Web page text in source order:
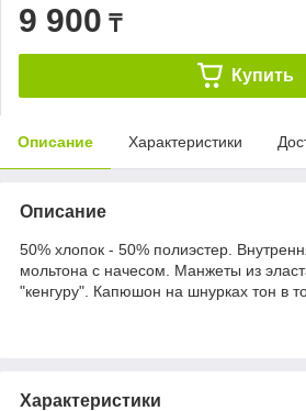
9 900 ₸
Купить
Описание Характеристики
Описание
50% хлопок - 50% полиэстер.
мольтона с начесом. Манжеты из
"кенгуру". Капюшон на шнурках тон в
Характеристики